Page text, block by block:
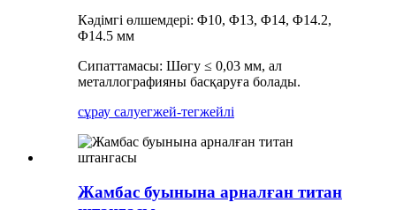
Кәдімгі өлшемдері: Φ10, Φ13, Φ14, Φ14.2,
Φ14.5 мм
Сипаттамасы: Шөгу ≤ 0,03 мм, ал
металлографияны басқаруға болады.
сұрау салуегжей-тегжейлі
Жамбас буынына арналған титан